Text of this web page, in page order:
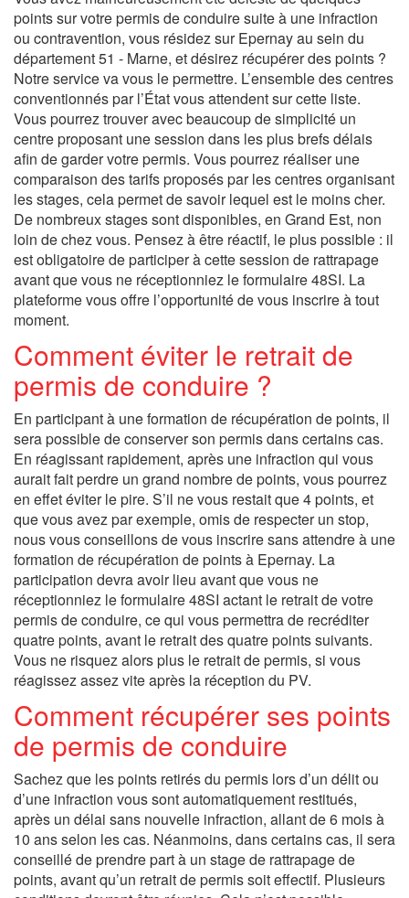
points sur votre permis de conduire suite à une infraction
ou contravention, vous résidez sur Epernay au sein du
département 51 - Marne, et désirez récupérer des points ?
Notre service va vous le permettre. L’ensemble des centres
conventionnés par l’État vous attendent sur cette liste.
Vous pourrez trouver avec beaucoup de simplicité un
centre proposant une session dans les plus brefs délais
afin de garder votre permis. Vous pourrez réaliser une
comparaison des tarifs proposés par les centres organisant
les stages, cela permet de savoir lequel est le moins cher.
De nombreux stages sont disponibles, en Grand Est, non
loin de chez vous. Pensez à être réactif, le plus possible : il
est obligatoire de participer à cette session de rattrapage
avant que vous ne réceptionniez le formulaire 48SI. La
plateforme vous offre l’opportunité de vous inscrire à tout
moment.
Comment éviter le retrait de
permis de conduire ?
En participant à une formation de récupération de points, il
sera possible de conserver son permis dans certains cas.
En réagissant rapidement, après une infraction qui vous
aurait fait perdre un grand nombre de points, vous pourrez
en effet éviter le pire. S’il ne vous restait que 4 points, et
que vous avez par exemple, omis de respecter un stop,
nous vous conseillons de vous inscrire sans attendre à une
formation de récupération de points à Epernay. La
participation devra avoir lieu avant que vous ne
réceptionniez le formulaire 48SI actant le retrait de votre
permis de conduire, ce qui vous permettra de recréditer
quatre points, avant le retrait des quatre points suivants.
Vous ne risquez alors plus le retrait de permis, si vous
réagissez assez vite après la réception du PV.
Comment récupérer ses points
de permis de conduire
Sachez que les points retirés du permis lors d’un délit ou
d’une infraction vous sont automatiquement restitués,
après un délai sans nouvelle infraction, allant de 6 mois à
10 ans selon les cas. Néanmoins, dans certains cas, il sera
conseillé de prendre part à un stage de rattrapage de
points, avant qu’un retrait de permis soit effectif. Plusieurs